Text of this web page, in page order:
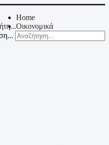
Home
Οικονομικά